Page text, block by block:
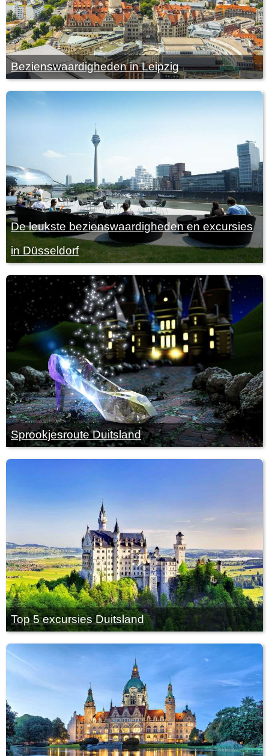
Bezienswaardigheden in Leipzig
De leukste bezienswaardigheden en excursies
in Düsseldorf
Sprookjesroute Duitsland
Top 5 excursies Duitsland